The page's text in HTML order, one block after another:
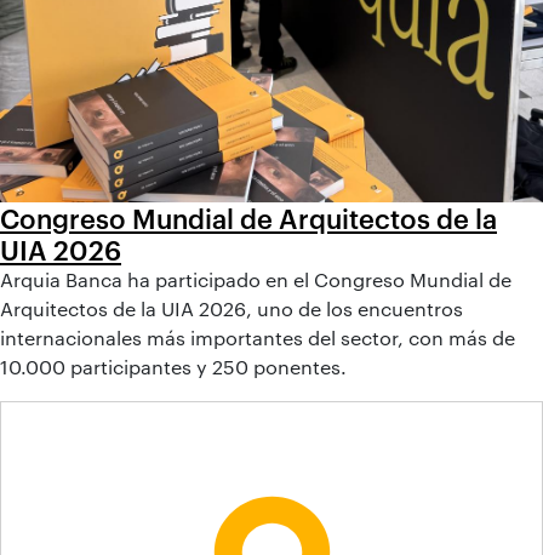
Congreso Mundial de Arquitectos de la
UIA 2026
Arquia Banca ha participado en el Congreso Mundial de
Arquitectos de la UIA 2026, uno de los encuentros
internacionales más importantes del sector, con más de
10.000 participantes y 250 ponentes.